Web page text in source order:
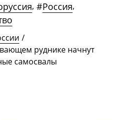
, #Россия,
/
руднике начнут
самосвалы